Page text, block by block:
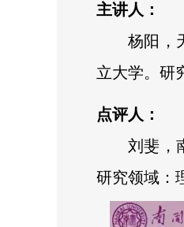
主讲人：
杨阳，
立大学。研
点评人：
刘斐，
研究领域：